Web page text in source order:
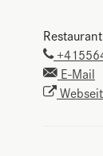
E-Mail